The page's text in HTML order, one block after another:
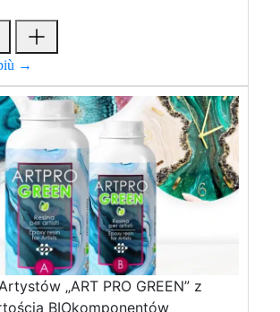
→
„ART PRO GREEN” z
BIOkomponentów